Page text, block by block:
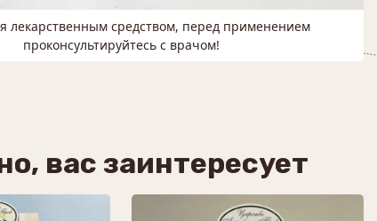
лекарственным средством, перед применением
проконсультируйтесь с врачом!
вас заинтересует